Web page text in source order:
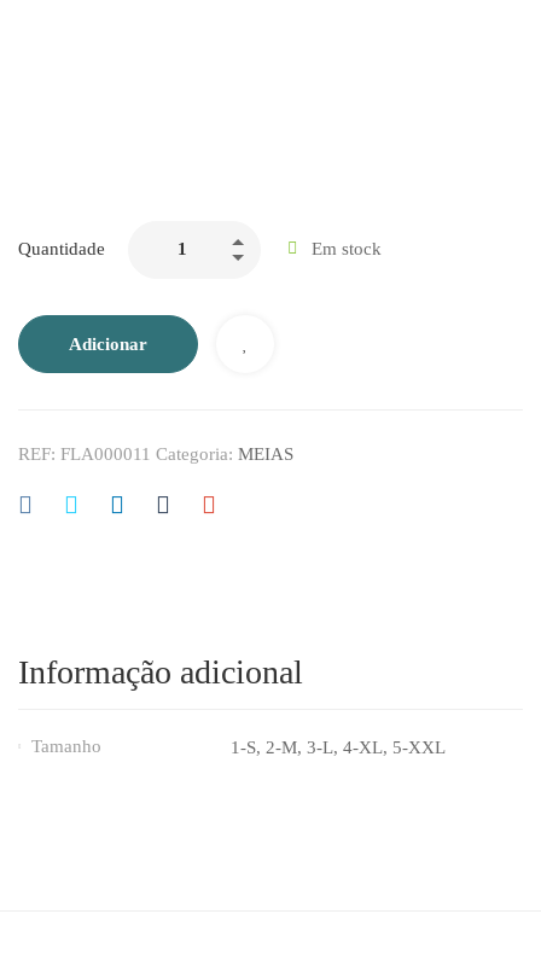
Quantidade Em stock
Adicionar
REF: FLA000011 Categoria: MEIAS
Informação adicional
Tamanho 1-S, 2-M, 3-L, 4-XL, 5-XXL